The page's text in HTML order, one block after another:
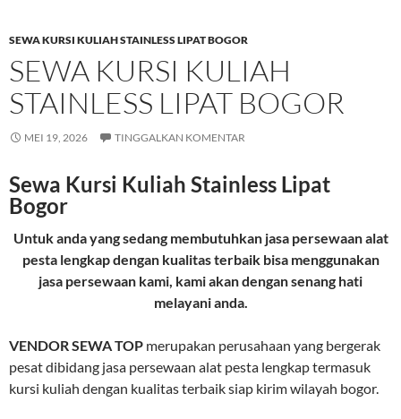
SEWA KURSI KULIAH STAINLESS LIPAT BOGOR
SEWA KURSI KULIAH
STAINLESS LIPAT BOGOR
MEI 19, 2026 TINGGALKAN KOMENTAR
Sewa Kursi Kuliah Stainless Lipat
Bogor
Untuk anda yang sedang membutuhkan jasa persewaan alat
pesta lengkap dengan kualitas terbaik bisa menggunakan
jasa persewaan kami, kami akan dengan senang hati
melayani anda.
VENDOR SEWA TOP merupakan perusahaan yang bergerak
pesat dibidang jasa persewaan alat pesta lengkap termasuk
kursi kuliah dengan kualitas terbaik siap kirim wilayah bogor.